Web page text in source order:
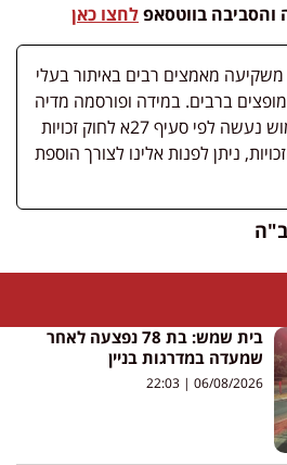
בווטסאפלחצו כאן
מאמצים רבים באיתור בעלי
ברבים. במידה ופורסמה מדיה
שבעליה אינו ידוע, השימוש נעשה לפי סעיף 27א לחוק זכויות
ניתן לפנות אלינו לצורך הוספת
בית שמש: בת 78 נפצעה לאחר
שמעדה במדרגות בניין
06/08/2026